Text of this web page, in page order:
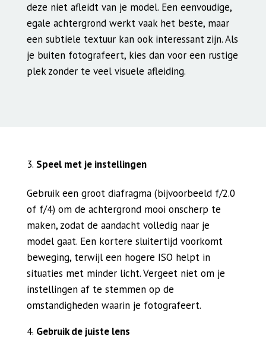
deze niet afleidt van je model. Een eenvoudige,
egale achtergrond werkt vaak het beste, maar
een subtiele textuur kan ook interessant zijn. Als
je buiten fotografeert, kies dan voor een rustige
plek zonder te veel visuele afleiding.
Speel met je instellingen
Gebruik een groot diafragma (bijvoorbeeld f/2.0
of f/4) om de achtergrond mooi onscherp te
maken, zodat de aandacht volledig naar je
model gaat. Een kortere sluitertijd voorkomt
beweging, terwijl een hogere ISO helpt in
situaties met minder licht. Vergeet niet om je
instellingen af te stemmen op de
omstandigheden waarin je fotografeert.
Gebruik de juiste lens